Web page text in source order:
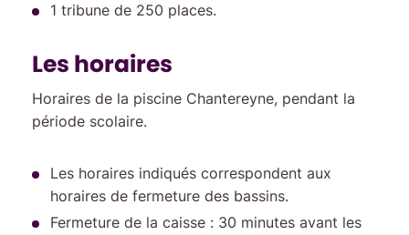
1 tribune de 250 places.
Les horaires
Horaires de la piscine Chantereyne, pendant la
période scolaire.
Les horaires indiqués correspondent aux
horaires de fermeture des bassins.
Fermeture de la caisse : 30 minutes avant les